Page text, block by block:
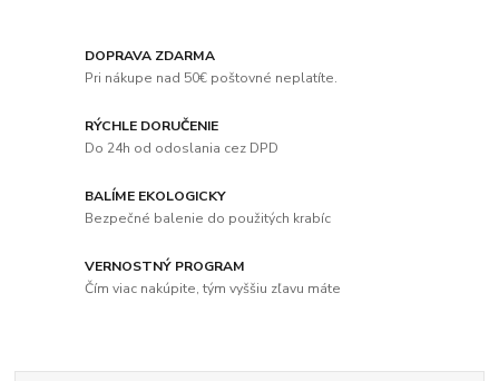
DOPRAVA ZDARMA
Pri nákupe nad 50€ poštovné neplatíte.
RÝCHLE DORUČENIE
Do 24h od odoslania cez DPD
BALÍME EKOLOGICKY
Bezpečné balenie do použitých krabíc
VERNOSTNÝ PROGRAM
Čím viac nakúpite, tým vyššiu zľavu máte